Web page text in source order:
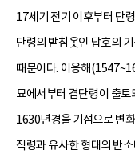
17세기 전기 이후부터 단
단령의 받침옷인 답호의
때문이다. 이응해
묘에서부터 겹단령이 출
1630년경을 기점으로 변
직령과 유사한 형태의 반